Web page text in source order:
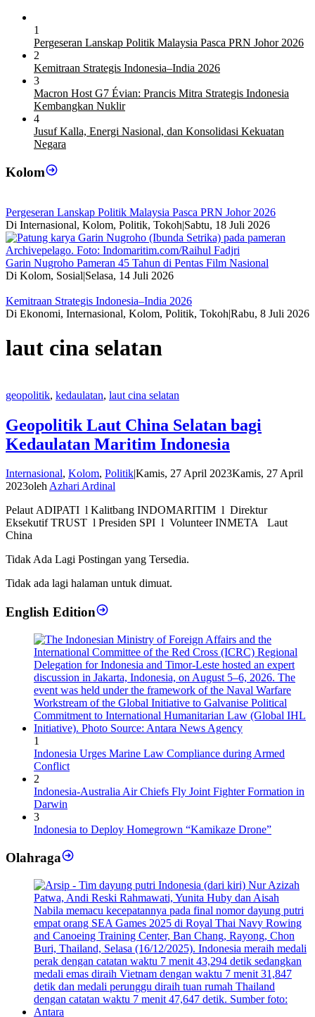
1
Pergeseran Lanskap Politik Malaysia Pasca PRN Johor 2026
2
Kemitraan Strategis Indonesia–India 2026
3
Macron Host G7 Évian: Prancis Mitra Strategis Indonesia
Kembangkan Nuklir
4
Jusuf Kalla, Energi Nasional, dan Konsolidasi Kekuatan
Negara
Kolom
Pergeseran Lanskap Politik Malaysia Pasca PRN Johor 2026
Di Internasional, Kolom, Politik, Tokoh|Sabtu, 18 Juli 2026
Garin Nugroho Pameran 45 Tahun di Pentas Film Nasional
Di Kolom, Sosial|Selasa, 14 Juli 2026
Kemitraan Strategis Indonesia–India 2026
Di Ekonomi, Internasional, Kolom, Politik, Tokoh|Rabu, 8 Juli 2026
laut cina selatan
geopolitik, kedaulatan, laut cina selatan
Geopolitik Laut China Selatan bagi
Kedaulatan Maritim Indonesia
Internasional, Kolom, PolitikKamis, 27 April 2023Kamis, 27 April
2023olehAzhari Ardinal
Pelaut ADIPATI l Kalitbang INDOMARITIM l Direktur
Eksekutif TRUST l Presiden SPI l Volunteer INMETA Laut
China
Tidak Ada Lagi Postingan yang Tersedia.
Tidak ada lagi halaman untuk dimuat.
English Edition
1
Indonesia Urges Marine Law Compliance during Armed
Conflict
2
Indonesia-Australia Air Chiefs Fly Joint Fighter Formation in
Darwin
3
Indonesia to Deploy Homegrown “Kamikaze Drone”
Olahraga